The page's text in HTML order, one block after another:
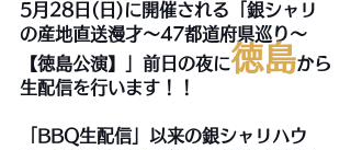
5月28日(日)に開催される「銀シャリ
の産地直送漫才～47都道府県巡り～
【徳島公演】」前日の夜に徳島から
生配信を行います！！
「BBQ生配信」以来の銀シャリハウ